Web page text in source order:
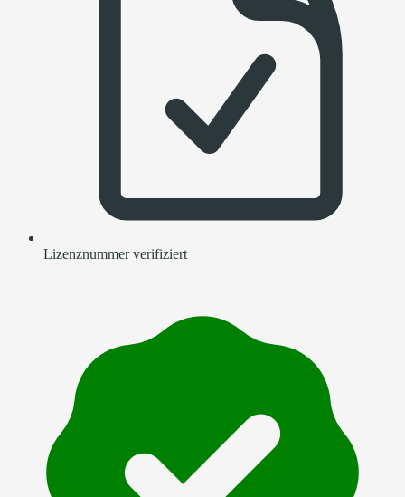
Lizenznummer verifiziert